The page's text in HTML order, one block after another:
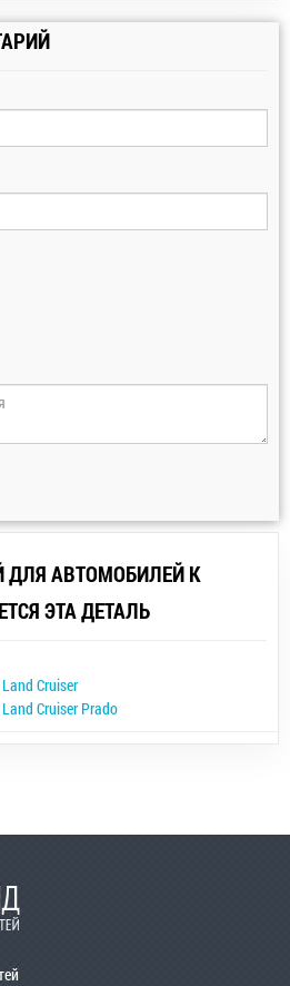
ДЛЯ АВТОМОБИЛЕЙ К
ЭТА ДЕТАЛЬ
Cruiser
Cruiser Prado